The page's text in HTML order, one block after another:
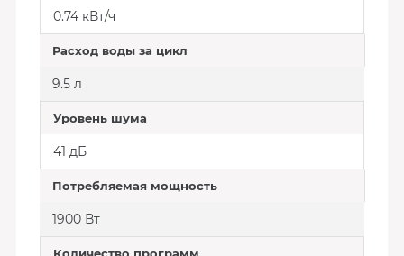
0.74 кВт/ч
Расход воды за цикл
9.5 л
Уровень шума
41 дБ
Потребляемая мощность
1900 Вт